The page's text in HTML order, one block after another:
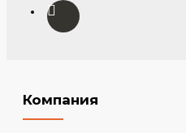
Компания